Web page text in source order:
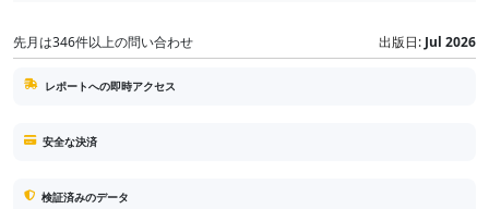
先月は346件以上の問い合わせ 出版日: Jul 2026
レポートへの即時アクセス
安全な決済
検証済みのデータ